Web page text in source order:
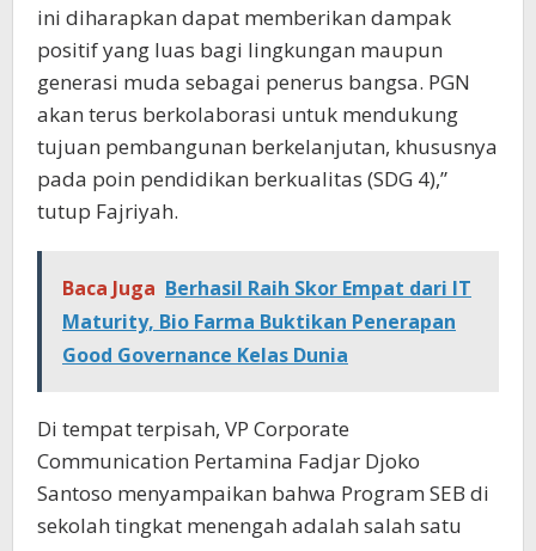
ini diharapkan dapat memberikan dampak
positif yang luas bagi lingkungan maupun
generasi muda sebagai penerus bangsa. PGN
akan terus berkolaborasi untuk mendukung
tujuan pembangunan berkelanjutan, khususnya
pada poin pendidikan berkualitas (SDG 4),”
tutup Fajriyah.
Baca Juga Berhasil Raih Skor Empat dari IT
Maturity, Bio Farma Buktikan Penerapan
Good Governance Kelas Dunia
Di tempat terpisah, VP Corporate
Communication Pertamina Fadjar Djoko
Santoso menyampaikan bahwa Program SEB di
sekolah tingkat menengah adalah salah satu